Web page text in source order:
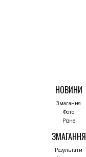
НОВИНИ
Змагання
Фото
Різне
ЗМАГАННЯ
Результати